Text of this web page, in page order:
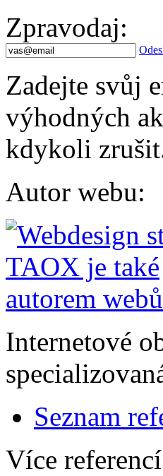
Zpravodaj:
Zadejte svůj
výhodných
kdykoli
Autor webu:
Internetové
Seznam
Více